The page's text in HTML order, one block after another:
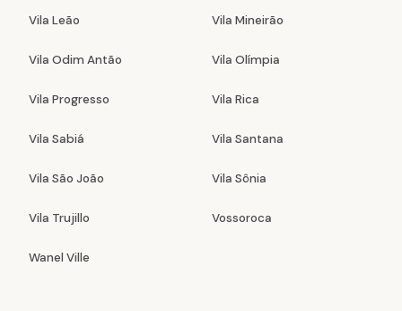
Vila Leão Vila Mineirão
Vila Odim Antão Vila Olímpia
Vila Progresso Vila Rica
Vila Sabiá Vila Santana
Vila São João Vila Sônia
Vila Trujillo Vossoroca
Wanel Ville